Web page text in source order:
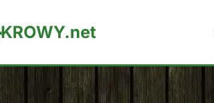
KROWY.net